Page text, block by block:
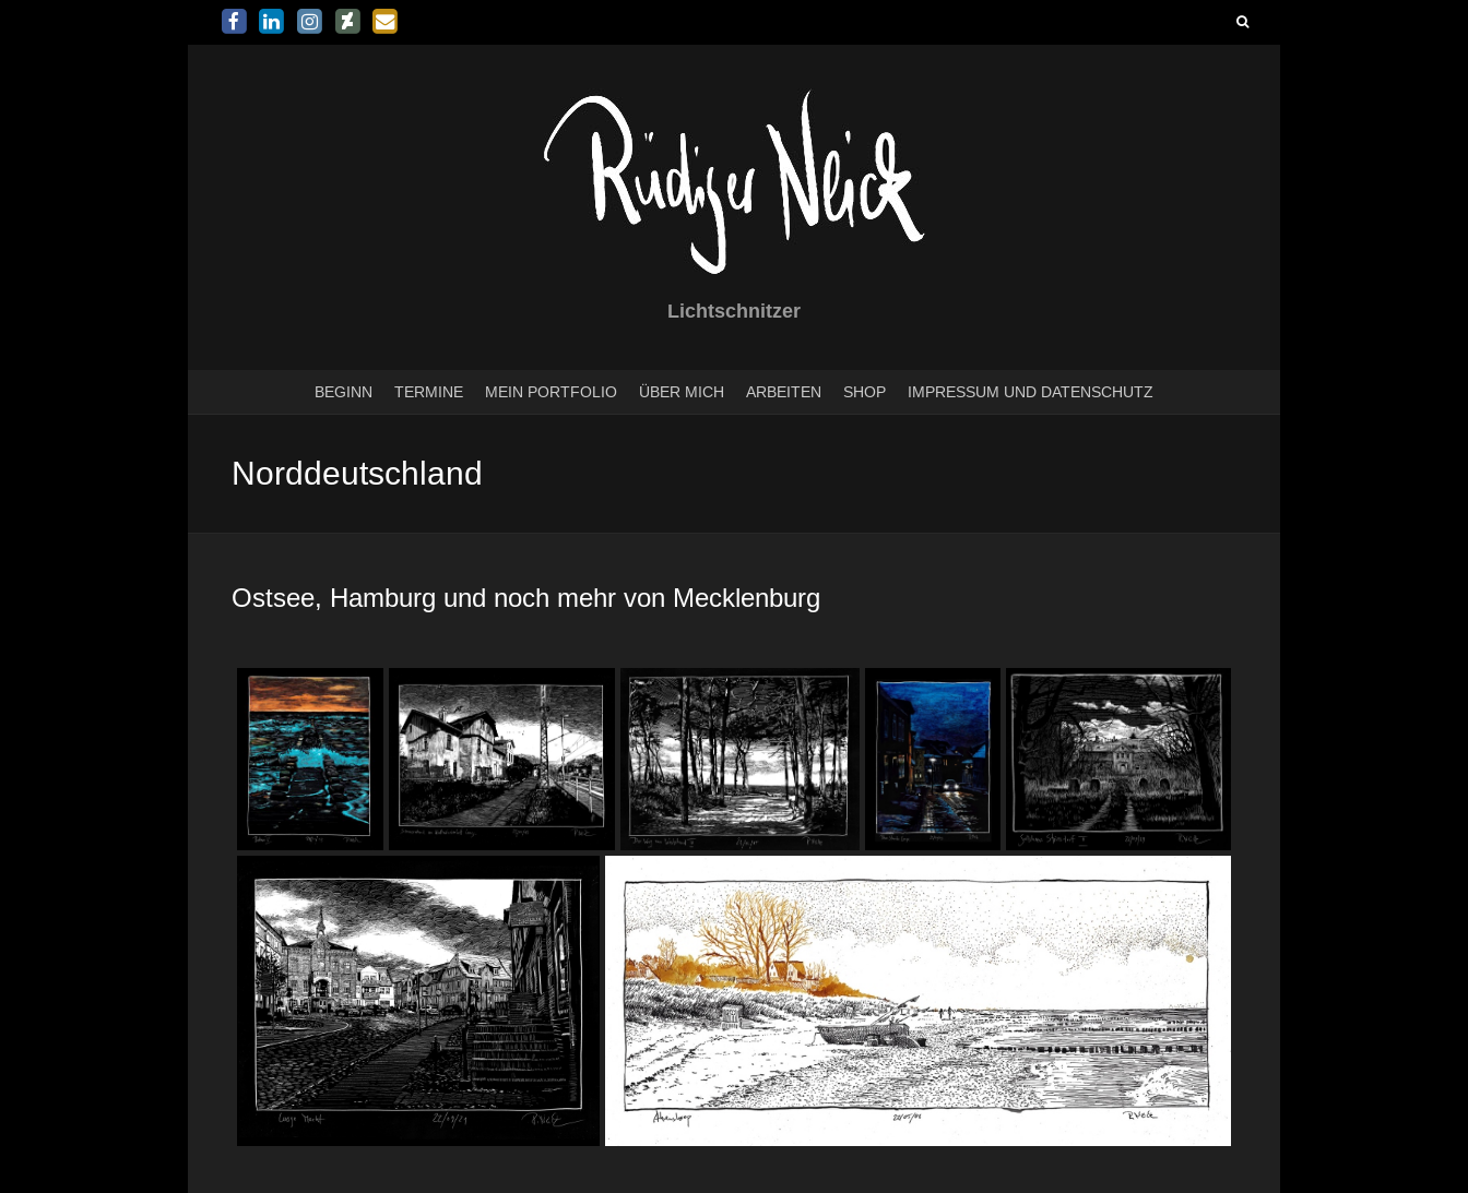
Lichtschnitzer
BEGINN TERMINE MEIN PORTFOLIO ÜBER MICH ARBEITEN SHOP IMPRESSUM UND DATENSCHUTZ
Norddeutschland
Ostsee, Hamburg und noch mehr von Mecklenburg